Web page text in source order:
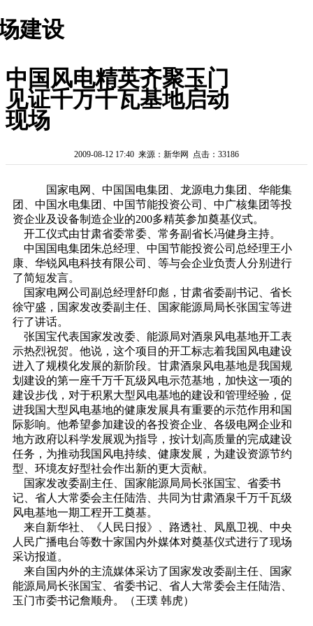
建设
中国风电精英齐聚玉门
见证千万千瓦基地启动
现场
2009-08-12 17:40 来源：新华网 点击：33186
国家电网、中国国电集团、龙源电力集团、华能集
团、中国水电集团、中国节能投资公司、中广核集团等投
资企业及设备制造企业的200多精英参加奠基仪式。
开工仪式由甘肃省委常委、常务副省长冯健身主持。
中国国电集团朱总经理、中国节能投资公司总经理王小
康、华锐风电科技有限公司、等与会企业负责人分别进行
了简短发言。
国家电网公司副总经理舒印彪，甘肃省委副书记、省长
徐守盛，国家发改委副主任、国家能源局局长张国宝等进
行了讲话。
张国宝代表国家发改委、能源局对酒泉风电基地开工表
示热烈祝贺。他说，这个项目的开工标志着我国风电建设
进入了规模化发展的新阶段。甘肃酒泉风电基地是我国规
划建设的第一座千万千瓦级风电示范基地，加快这一项的
建设步伐，对于积累大型风电基地的建设和管理经验，促
进我国大型风电基地的健康发展具有重要的示范作用和国
际影响。他希望参加建设的各投资企业、各级电网企业和
地方政府以科学发展观为指导，按计划高质量的完成建设
任务，为推动我国风电持续、健康发展，为建设资源节约
型、环境友好型社会作出新的更大贡献。
国家发改委副主任、国家能源局局长张国宝、省委书
记、省人大常委会主任陆浩、共同为甘肃酒泉千万千瓦级
风电基地一期工程开工奠基。
来自新华社、《人民日报》、路透社、凤凰卫视、中央
人民广播电台等数十家国内外媒体对奠基仪式进行了现场
采访报道。
来自国内外的主流媒体采访了国家发改委副主任、国家
能源局局长张国宝、省委书记、省人大常委会主任陆浩、
玉门市委书记詹顺舟。（王璞 韩虎）